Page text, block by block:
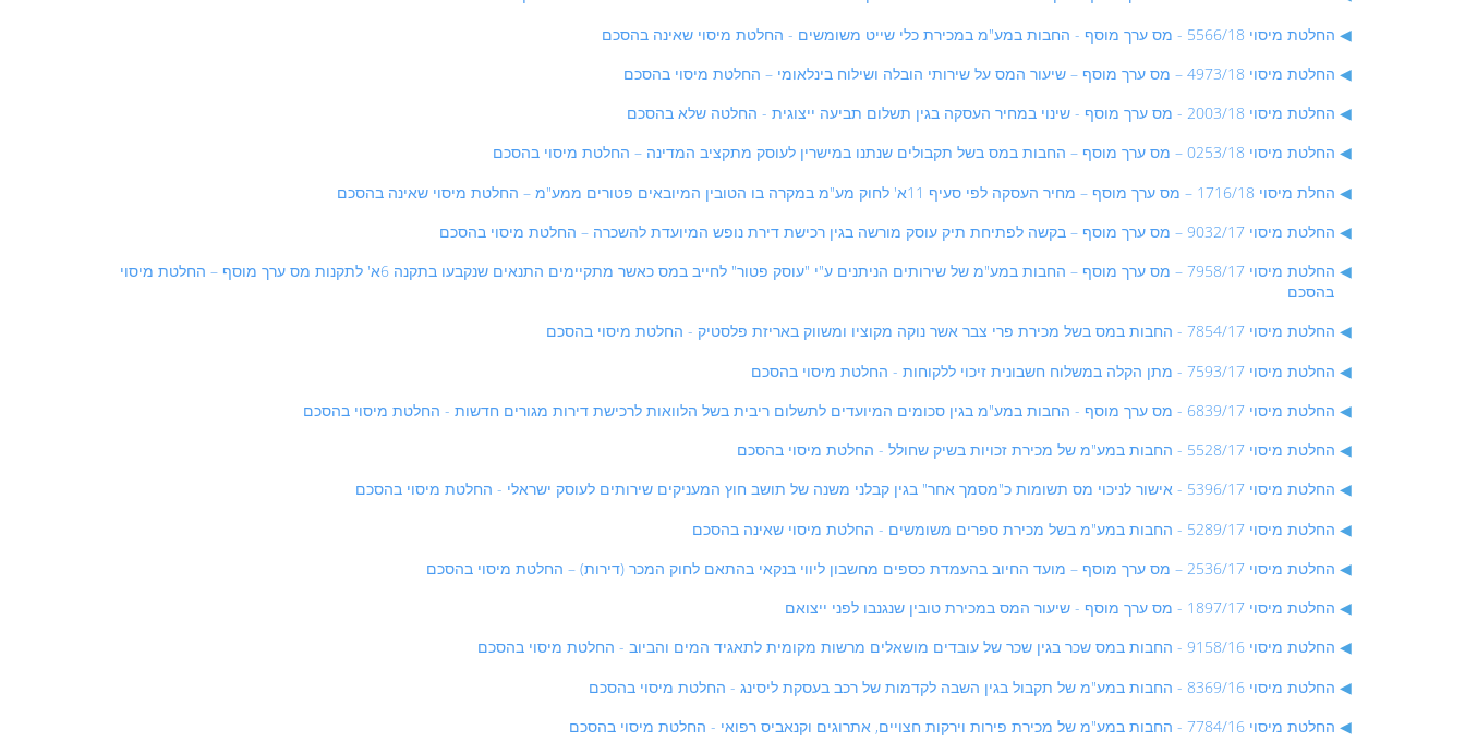
החלטת מיסוי 5566/18 - מס ערך מוסף - החבות במע"מ במכירת כלי שייט משומשים - החלטת מיסוי שאינה בהסכם
החלטת מיסוי 4973/18 – מס ערך מוסף – שיעור המס על שירותי הובלה ושילוח בינלאומי – החלטת מיסוי בהסכם
החלטת מיסוי 2003/18 - מס ערך מוסף - שינוי במחיר העסקה בגין תשלום תביעה ייצוגית - החלטה שלא בהסכם
החלטת מיסוי 0253/18 – מס ערך מוסף – החבות במס בשל תקבולים שנתנו במישרין לעוסק מתקציב המדינה – החלטת מיסוי בהסכם
החלת מיסוי 1716/18 – מס ערך מוסף – מחיר העסקה לפי סעיף 11א' לחוק מע"מ במקרה בו הטובין המיובאים פטורים ממע"מ – החלטת מיסוי שאינה בהסכם
החלטת מיסוי 9032/17 – מס ערך מוסף – בקשה לפתיחת תיק עוסק מורשה בגין רכישת דירת נופש המיועדת להשכרה – החלטת מיסוי בהסכם
החלטת מיסוי 7958/17 – מס ערך מוסף – החבות במע"מ של שירותים הניתנים ע"י "עוסק פטור" לחייב במס כאשר מתקיימים התנאים שנקבעו בתקנה 6א' לתקנות מס ערך מוסף – החלטת מיסוי
בהסכם
החלטת מיסוי 7854/17 - החבות במס בשל מכירת פרי צבר אשר נוקה מקוציו ומשווק באריזת פלסטיק - החלטת מיסוי בהסכם
החלטת מיסוי 7593/17 - מתן הקלה במשלוח חשבונית זיכוי ללקוחות - החלטת מיסוי בהסכם
החלטת מיסוי 6839/17 - מס ערך מוסף - החבות במע"מ בגין סכומים המיועדים לתשלום ריבית בשל הלוואות לרכישת דירות מגורים חדשות - החלטת מיסוי בהסכם
החלטת מיסוי 5528/17 - החבות במע"מ של מכירת זכויות בשיק שחולל - החלטת מיסוי בהסכם
החלטת מיסוי 5396/17 - אישור לניכוי מס תשומות כ"מסמך אחר" בגין קבלני משנה של תושב חוץ המעניקים שירותים לעוסק ישראלי - החלטת מיסוי בהסכם
החלטת מיסוי 5289/17 - החבות במע"מ בשל מכירת ספרים משומשים - החלטת מיסוי שאינה בהסכם
החלטת מיסוי 2536/17 – מס ערך מוסף – מועד החיוב בהעמדת כספים מחשבון ליווי בנקאי בהתאם לחוק המכר (דירות) – החלטת מיסוי בהסכם
החלטת מיסוי 1897/17 - מס ערך מוסף - שיעור המס במכירת טובין שנגנבו לפני ייצואם
החלטת מיסוי 9158/16 - החבות במס שכר בגין שכר של עובדים מושאלים מרשות מקומית לתאגיד המים והביוב - החלטת מיסוי בהסכם
החלטת מיסוי 8369/16 - החבות במע"מ של תקבול בגין השבה לקדמות של רכב בעסקת ליסינג - החלטת מיסוי בהסכם
החלטת מיסוי 7784/16 - החבות במע"מ של מכירת פירות וירקות חצויים, אתרוגים וקנאביס רפואי - החלטת מיסוי בהסכם